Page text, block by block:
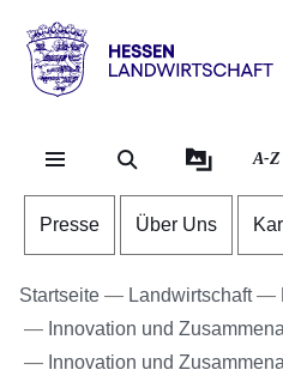
Hessen
Landwirtschaft
A-Z
Presse Über Uns
Startseite Landwirtschaft
Innovation und
Innovation und